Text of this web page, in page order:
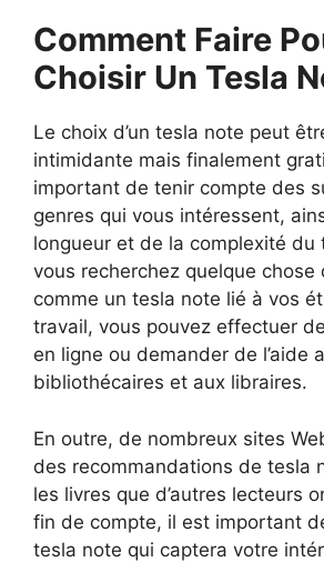
Comment Faire
Choisir Un Tesla
Le choix d’un tesla note peut
intimidante mais finalement
important de tenir compte des
genres qui vous intéressent,
longueur et de la complexité du
vous recherchez quelque chose
comme un tesla note lié à vos
travail, vous pouvez effectuer
en ligne ou demander de l’aide
bibliothécaires et aux libraires.
En outre, de nombreux sites
des recommandations de tesla
les livres que d’autres lecteurs
fin de compte, il est important
tesla note qui captera votre